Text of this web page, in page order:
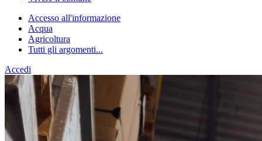
Accesso all'informazione
Acqua
Agricoltura
Tutti gli argomenti...
Accedi